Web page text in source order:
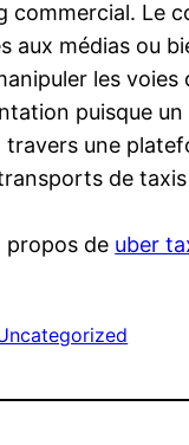
commercial. Le
aux médias ou
les
puisque
une
de
propos de uber